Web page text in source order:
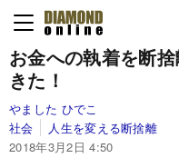
お金への執着を断
きた！
やました ひでこ
社会
人生を変える断捨離
2018年3月2日 4:50